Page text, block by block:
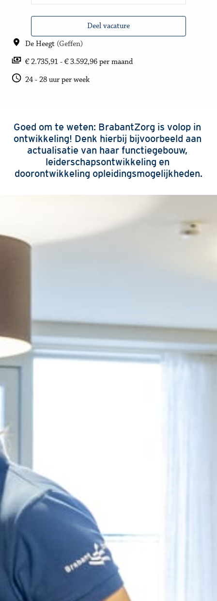
Deel vacature
De Heegt (Geffen)
€ 2.735,91 - € 3.592,96 per maand
24 - 28 uur per week
Goed om te weten: BrabantZorg is volop in
ontwikkeling! Denk hierbij bijvoorbeeld aan
actualisatie van haar functiegebouw,
leiderschapsontwikkeling en
doorontwikkeling opleidingsmogelijkheden.